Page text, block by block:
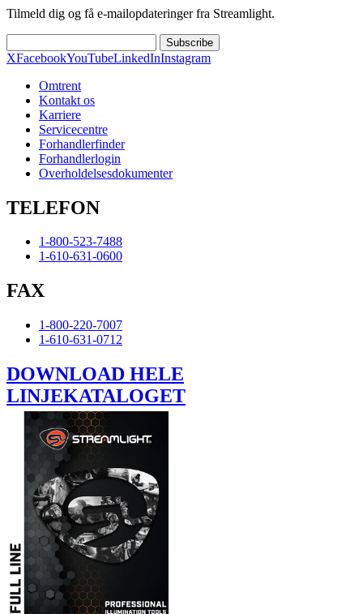
Tilmeld dig og få e-mailopdateringer fra Streamlight.
Subscribe
XFacebookYouTubeLinkedInInstagram
Omtrent
Kontakt os
Karriere
Servicecentre
Forhandlerfinder
Forhandlerlogin
Overholdelsesdokumenter
TELEFON
1-800-523-7488
1-610-631-0600
FAX
1-800-220-7007
1-610-631-0712
DOWNLOAD HELE
LINJEKATALOGET